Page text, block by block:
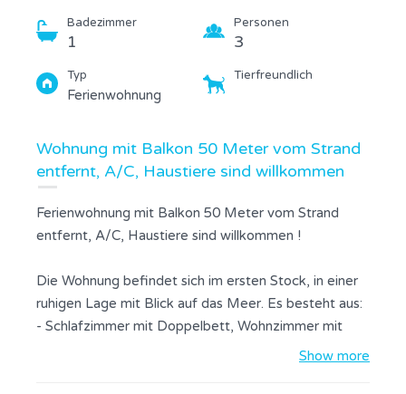
Badezimmer
1
Personen
3
Typ
Ferienwohnung
Tierfreundlich
Wohnung mit Balkon 50 Meter vom Strand
entfernt, A/C, Haustiere sind willkommen
Ferienwohnung mit Balkon 50 Meter vom Strand
entfernt, A/C, Haustiere sind willkommen !
Die Wohnung befindet sich im ersten Stock, in einer
ruhigen Lage mit Blick auf das Meer. Es besteht aus:
- Schlafzimmer mit Doppelbett, Wohnzimmer mit
Schlafcouch für zwei Personen, Küche undShow more